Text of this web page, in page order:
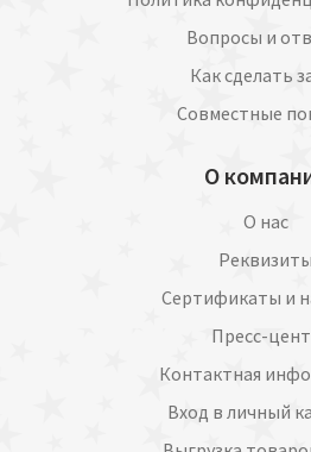
Вопросы и
Как сделать
Совместные
О
О нас
Реквизиты
Сертификаты и
Пресс-
Контактная
Вход в личный